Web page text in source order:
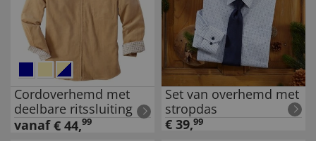
Cordoverhemd met
deelbare ritssluiting
vanaf € 44,99
Set van overhemd met
stropdas
€ 39,99